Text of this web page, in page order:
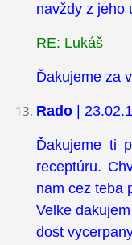
navždy z jeho
RE: Lukáš
Ďakujeme za
Rado|
Ďakujeme ti
receptúru.
nam cez teba
Velke
dost